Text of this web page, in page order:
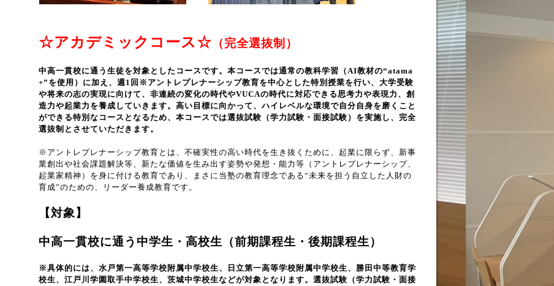
☆アカデミックコース☆ （完全選抜制）
中高一貫校に通う生徒を対象としたコースです。本コースでは通常の教科学習（AI教材の“atama
+”を使用）に加え、週1回※アントレプレナーシップ教育を中心とした特別授業を行い、大学受験
や将来の志の実現に向けて、非連続の変化の時代やVUCAの時代に対応できる思考力や表現力、創
造力や起業力を養成していきます。高い目標に向かって、ハイレベルな環境で自分自身を磨くこと
ができる特別なコースとなるため、本コースでは選抜試験（学力試験・面接試験）を実施し、完全
選抜制とさせていただきます。
※アントレプレナーシップ教育とは、不確実性の高い時代を生き抜くために、起業に限らず、新事
業創出や社会課題解決等、新たな価値を生み出す姿勢や発想・能力等（アントレプレナーシップ、
起業家精神）を身に付ける教育であり、まさに当塾の教育理念である“未来を担う自立した人財の
育成”のための、リーダー養成教育です。
【対象】
中高一貫校に通う中学生・高校生（前期課程生・後期課程生）
※具体的には、水戸第一高等学校附属中学校生、日立第一高等学校附属中学校生、勝田中等教育学
校生、江戸川学園取手中学校生、茨城中学校生などが対象となります。選抜試験（学力試験・面接